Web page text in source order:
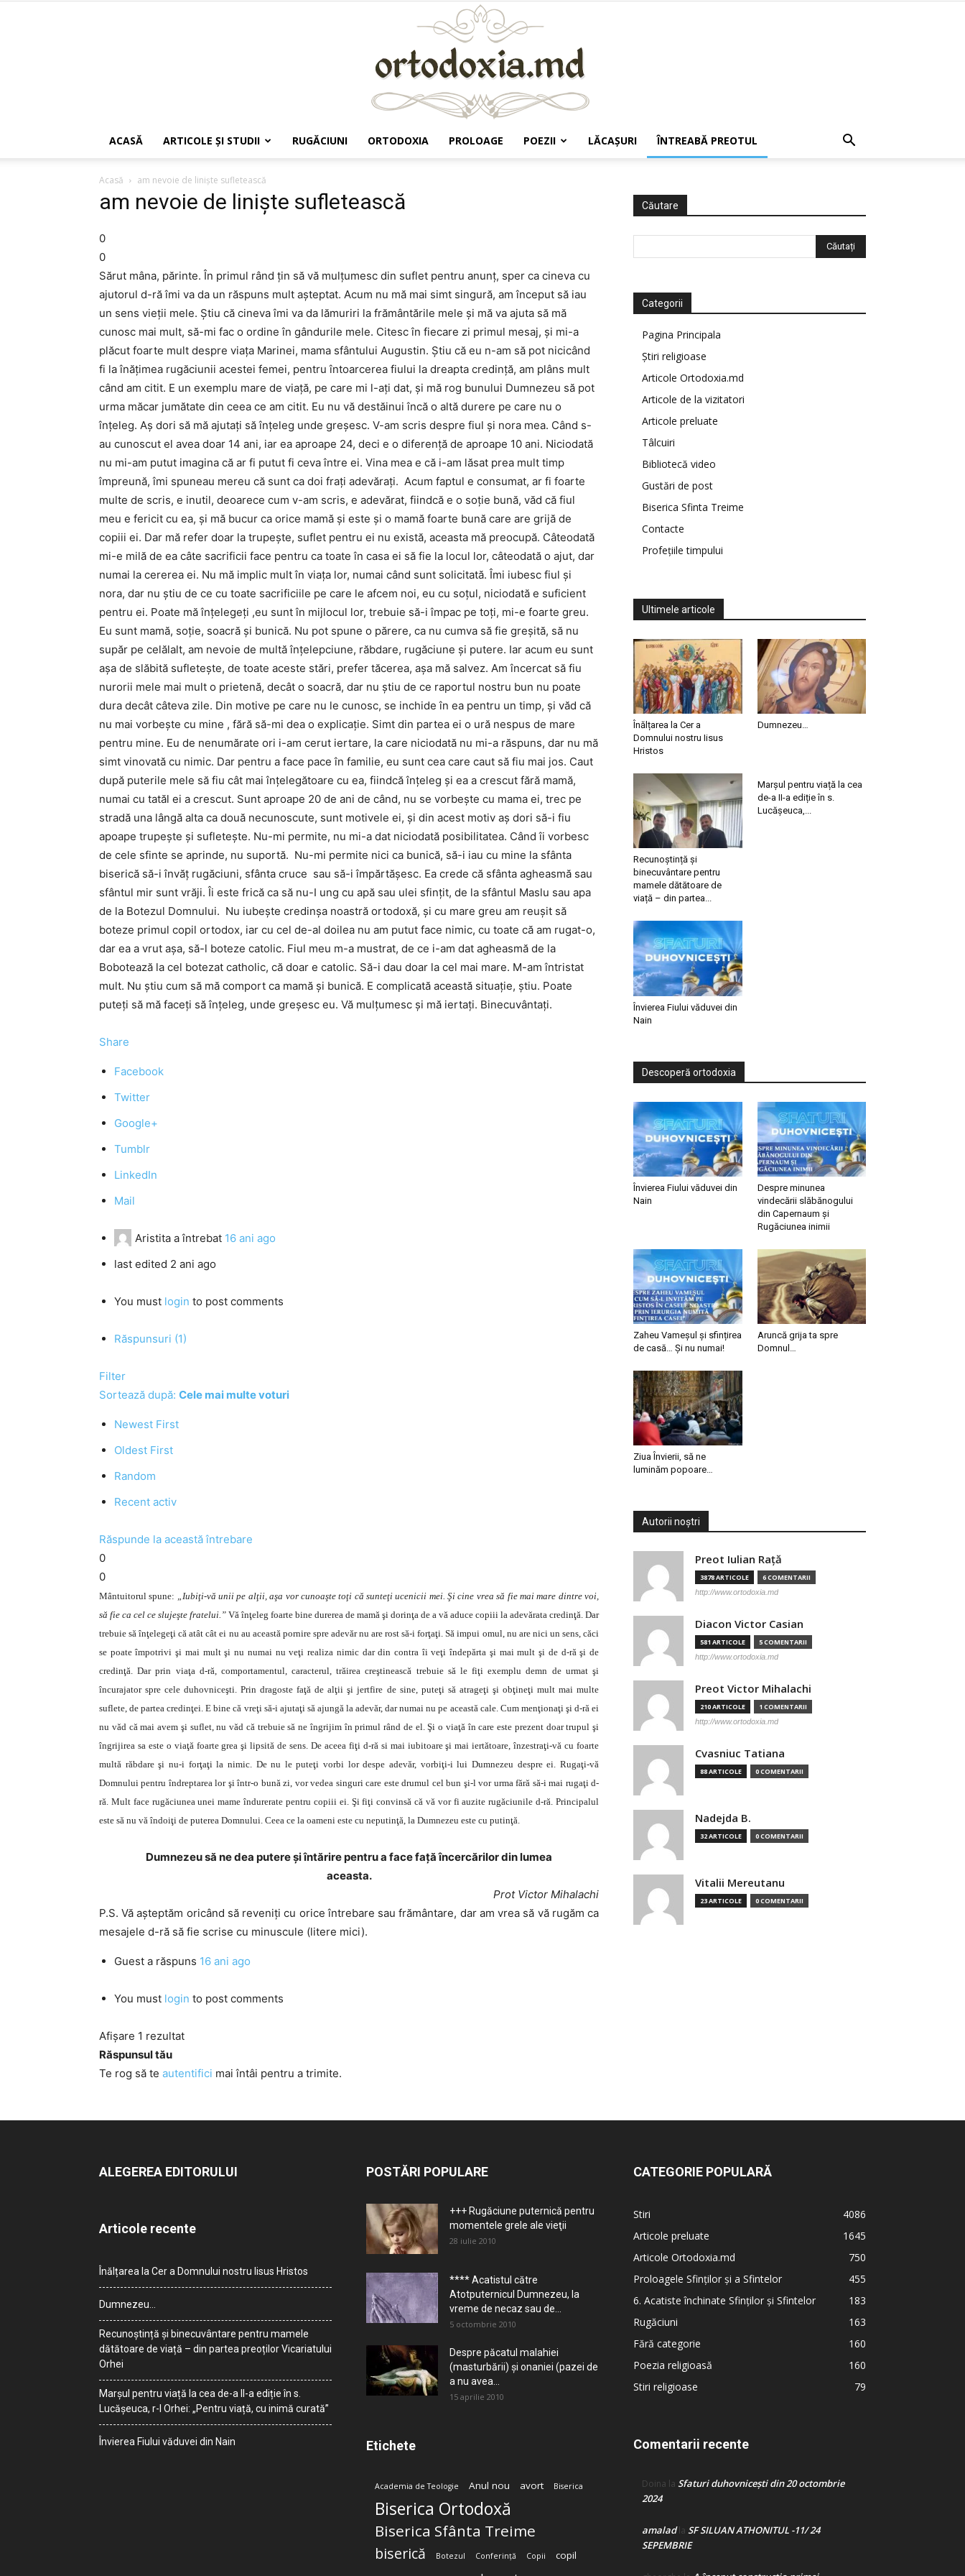
ACASĂ ARTICOLE ŞI STUDII RUGĂCIUNI ORTODOXIA PROLOAGE POEZII LĂCAŞURI ÎNTREABĂ PREOTUL
Acasă am nevoie de linişte sufletească
am nevoie de linişte sufletească
0
0
Sărut mâna, părinte. În primul rând ţin să vă mulţumesc din suflet pentru anunţ, sper ca cineva cu
ajutorul d-ră îmi va da un răspuns mult aşteptat. Acum nu mă mai simt singură, am început să iau
un sens vieţii mele. Ştiu că cineva îmi va da lămuriri la frământările mele şi mă va ajuta să mă
cunosc mai mult, să-mi fac o ordine în gândurile mele. Citesc în fiecare zi primul mesaj, şi mi-a
plăcut foarte mult despre viaţa Marinei, mama sfântului Augustin. Ştiu că eu n-am să pot nicicând
fi la înăţimea rugăciunii acestei femei, pentru întoarcerea fiului la dreapta credinţă, am plâns mult
când am citit. E un exemplu mare de viaţă, pe care mi l-aţi dat, şi mă rog bunului Dumnezeu să pot
urma măcar jumătate din ceea ce am citit. Eu nu vă destăinui încă o altă durere pe care nu o
înţeleg. Aş dori să mă ajutaţi să înţeleg unde greşesc. V-am scris despre fiul şi nora mea. Când s-
au cunoscut el avea doar 14 ani, iar ea aproape 24, deci e o diferenţă de aproape 10 ani. Niciodată
nu mi-am putut imagina că ar fi putut fi ceva între ei. Vina mea e că i-am lăsat prea mult timp
împreună, îmi spuneau mereu că sunt ca doi fraţi adevăraţi. Acum faptul e consumat, ar fi foarte
multe de scris, e inutil, deoarece cum v-am scris, e adevărat, fiindcă e o soţie bună, văd că fiul
meu e fericit cu ea, şi mă bucur ca orice mamă şi este şi o mamă foarte bună care are grijă de
copiii ei. Dar mă refer doar la trupeşte, suflet pentru ei nu există, aceasta mă preocupă. Câteodată
mi-e milă de ea câte sacrificii face pentru ca toate în casa ei să fie la locul lor, câteodată o ajut, dar
numai la cererea ei. Nu mă implic mult în viaţa lor, numai când sunt solicitată. Îmi iubesc fiul şi
nora, dar nu ştiu de ce cu toate sacrificiile pe care le afcem noi, eu cu soţul, niciodată e suficient
pentru ei. Poate mă înţelegeţi ,eu sunt în mijlocul lor, trebuie să-i împac pe toţi, mi-e foarte greu.
Eu sunt mamă, soţie, soacră şi bunică. Nu pot spune o părere, ca nu cumva să fie greşită, să nu
supăr pe celălalt, am nevoie de multă înţelepciune, răbdare, rugăciune şi putere. Iar acum eu sunt
aşa de slăbită sufleteşte, de toate aceste stări, prefer tăcerea, aşa mă salvez. Am încercat să fiu
nurorii mele mai mult o prietenă, decât o soacră, dar nu ştiu de ce raportul nostru bun nu poate
dura decât câteva zile. Din motive pe care nu le cunosc, se inchide în ea pentru un timp, şi văd că
nu mai vorbeşte cu mine , fără să-mi dea o explicaţie. Simt din partea ei o ură nespus de mare
pentru mine. Eu de nenumărate ori i-am cerut iertare, la care niciodată nu mi-a răspuns, dar nu mă
simt vinovată cu nimic. Dar pentru a face pace în familie, eu sunt cea care caut să fiu mai jos. Caut
după puterile mele să fiu cât mai înţelegătoare cu ea, fiindcă înţeleg şi ea a crescut fără mamă,
numai cu tatăl ei a crescut. Sunt aproape 20 de ani de când, nu se vorbeşte cu mama ei, trec pe
stradă una lângă alta ca două necunoscute, sunt motivele ei, şi din acest motiv aş dori să-i fiu
apoape trupeşte şi sufleteşte. Nu-mi permite, nu mi-a dat niciodată posibilitatea. Când îi vorbesc
de cele sfinte se aprinde, nu suportă. Nu-mi permite nici ca bunică, să-i iau cu mine la sfânta
biserică să-i învăţ rugăciuni, sfânta cruce sau să-i împărtăşesc. Ea crede că sfânta agheasmă sau
sfântul mir sunt vrăji. Îi este frică ca să nu-I ung cu apă sau ulei sfinţit, de la sfântul Maslu sau apa
de la Botezul Domnului. Nu iubeşte credinşa noastră ortodoxă, şi cu mare greu am reuşit să
boteze primul copil ortodox, iar cu cel de-al doilea nu am putut face nimic, cu toate că am rugat-o,
dar ea a vrut aşa, să-l boteze catolic. Fiul meu m-a mustrat, de ce i-am dat agheasmă de la
Bobotează la cel botezat catholic, că doar e catolic. Să-i dau doar la cel mai mare. M-am întristat
mult. Nu ştiu cum să mă comport ca mamă şi bunică. E complicată această situaţie, ştiu. Poate
puteţi să mă faceţi să înţeleg, unde greşesc eu. Vă mulţumesc şi mă iertaţi. Binecuvântaţi.
Share
Facebook
Twitter
Google+
Tumblr
LinkedIn
Mail
Aristita a întrebat 16 ani ago
last edited 2 ani ago
You must login to post comments
Răspunsuri (1)
Filter
Sortează după: Cele mai multe voturi
Newest First
Oldest First
Random
Recent activ
Răspunde la această întrebare
0
0
Mântuitorul spune: „Iubiţi-vă unii pe alţii, aşa vor cunoaşte toţi că sunteţi ucenicii mei. Şi cine vrea să fie mai mare dintre voi,
să fie ca cel ce slujeşte fratelui.” Vă înţeleg foarte bine durerea de mamă şi dorinţa de a vă aduce copiii la adevărata credinţă. Dar
trebuie să înţelegeţi că atât cât ei nu au această pornire spre adevăr nu are rost să-i forţaţi. Să impui omul, nu are nici un sens, căci
se poate împotrivi şi mai mult şi nu numai nu veţi realiza nimic dar din contra îi veţi îndepărta şi mai mult şi de d-ră şi de
credinţă. Dar prin viaţa d-ră, comportamentul, caracterul, trăirea creştinească trebuie să le fiţi exemplu demn de urmat şi
încurajator spre cele duhovniceşti. Prin dragoste faţă de alţii şi jertfire de sine, puteţi să atrageţi şi obţineţi mult mai multe
suflete, de partea credinţei. E bine că vreţi să-i ajutaţi să ajungă la adevăr, dar numai nu pe această cale. Cum menţionaţi şi d-ră ei
nu văd că mai avem şi suflet, nu văd că trebuie să ne îngrijim în primul rând de el. Şi o viaţă în care este prezent doar trupul şi
îngrijirea sa este o viaţă foarte grea şi lipsită de sens. De aceea fiţi d-ră si mai iubitoare şi mai iertătoare, înzestraţi-vă cu foarte
multă răbdare şi nu-i forţaţi la nimic. De nu le puteţi vorbi lor despe adevăr, vorbiţi-i lui Dumnezeu despre ei. Rugaţi-vă
Domnului pentru îndreptarea lor şi într-o bună zi, vor vedea singuri care este drumul cel bun şi-l vor urma fără să-i mai rugaţi d-
ră. Mult face rugăciunea unei mame îndurerate pentru copiii ei. Şi fiţi convinsă că vă vor fi auzite rugăciunile d-ră. Principalul
este să nu vă îndoiţi de puterea Domnului. Ceea ce la oameni este cu neputinţă, la Dumnezeu este cu putinţă.
Dumnezeu să ne dea putere și întărire pentru a face față încercărilor din lumea
aceasta.
Prot Victor Mihalachi
P.S. Vă aşteptăm oricând să reveniţi cu orice întrebare sau frământare, dar am vrea să vă rugăm ca
mesajele d-ră să fie scrise cu minuscule (litere mici).
Guest a răspuns 16 ani ago
You must login to post comments
Afișare 1 rezultat
Răspunsul tău
Te rog să te autentifici mai întâi pentru a trimite.
Căutare
Categorii
Pagina Principala
Știri religioase
Articole Ortodoxia.md
Articole de la vizitatori
Articole preluate
Tâlcuiri
Bibliotecă video
Gustări de post
Biserica Sfinta Treime
Contacte
Profețiile timpului
Ultimele articole
Înălțarea la Cer a
Domnului nostru Iisus
Hristos
Dumnezeu…
Recunoștință și
binecuvântare pentru
mamele dătătoare de
viață – din partea...
Marșul pentru viață la cea
de-a II-a ediție în s.
Lucășeuca,...
Învierea Fiului văduvei din
Nain
Descoperă ortodoxia
Învierea Fiului văduvei din
Nain
Despre minunea
vindecării slăbănogului
din Capernaum și
Rugăciunea inimii
Zaheu Vameșul și sfințirea
de casă… Și nu numai!
Aruncă grija ta spre
Domnul…
Ziua Învierii, să ne
luminăm popoare…
Autorii noștri
Preot Iulian Raţă
3878 ARTICOLE 6 COMENTARII
http://www.ortodoxia.md
Diacon Victor Casian
581 ARTICOLE 5 COMENTARII
http://www.ortodoxia.md
Preot Victor Mihalachi
210 ARTICOLE 1 COMENTARII
http://www.ortodoxia.md
Cvasniuc Tatiana
88 ARTICOLE 0 COMENTARII
Nadejda B.
32 ARTICOLE 0 COMENTARII
Vitalii Mereutanu
23 ARTICOLE 0 COMENTARII
ALEGEREA EDITORULUI
Articole recente
Înălțarea la Cer a Domnului nostru Iisus Hristos
Dumnezeu…
Recunoștință și binecuvântare pentru mamele
dătătoare de viață – din partea preoților Vicariatului
Orhei
Marșul pentru viață la cea de-a II-a ediție în s.
Lucășeuca, r-l Orhei: „Pentru viață, cu inimă curată”
Învierea Fiului văduvei din Nain
POSTĂRI POPULARE
+++ Rugăciune puternică pentru
momentele grele ale vieţii
28 iulie 2010
**** Acatistul către
Atotputernicul Dumnezeu, la
vreme de necaz sau de...
5 octombrie 2010
Despre păcatul malahiei
(masturbării) şi onaniei (pazei de
a nu avea...
15 aprilie 2010
Etichete
Academia de Teologie Anul nou avort Biserica
Biserica Ortodoxă
Biserica Sfânta Treime
biserică Botezul Conferință Copii
copil
CATEGORIE POPULARĂ
Stiri
4086
Articole preluate
1645
Articole Ortodoxia.md
750
Proloagele Sfinților și a Sfintelor
455
6. Acatiste închinate Sfinților și Sfintelor
183
Rugăciuni
163
Fără categorie
160
Poezia religioasă
160
Stiri religioase
79
Comentarii recente
Doina la Sfaturi duhovnicești din 20 octombrie
2024
amaladla SF SILUAN ATHONITUL -11/ 24
SEPEMBRIE